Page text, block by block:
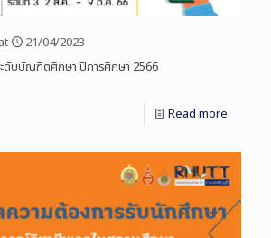
at
21/04/2023
ดับบัณฑิตศึกษา ปีการศึกษา 2566
Read more